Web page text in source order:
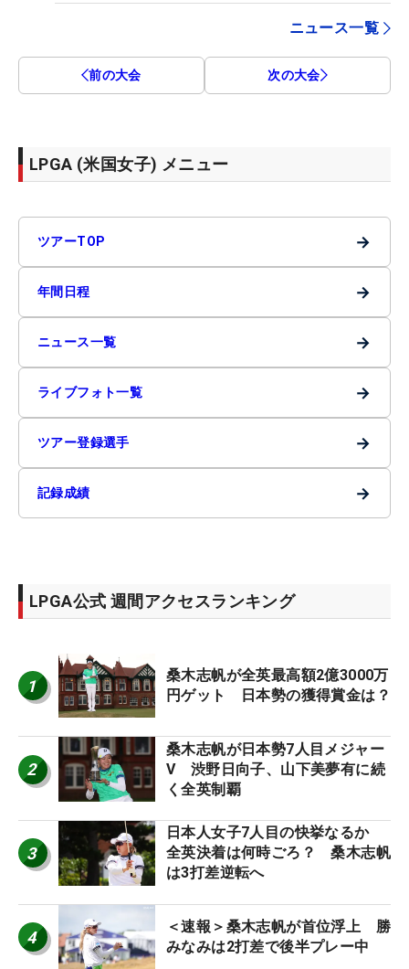
ニュース一覧
前の大会 次の大会
LPGA (米国女子) メニュー
ツアーTOP →
年間日程 →
ニュース一覧 →
ライブフォト一覧 →
ツアー登録選手 →
記録成績 →
LPGA公式 週間アクセスランキング
1
桑木志帆が全英最高額2億3000万
円ゲット 日本勢の獲得賞金は？
2
桑木志帆が日本勢7人目メジャー
V 渋野日向子、山下美夢有に続
く全英制覇
3
日本人女子7人目の快挙なるか
全英決着は何時ごろ？ 桑木志帆
は3打差逆転へ
4
＜速報＞桑木志帆が首位浮上 勝
みなみは2打差で後半プレー中